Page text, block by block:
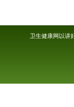
卫生健康网以讲